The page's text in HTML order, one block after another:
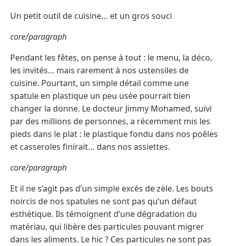
Un petit outil de cuisine… et un gros souci
core/paragraph
Pendant les fêtes, on pense à tout : le menu, la déco,
les invités… mais rarement à nos ustensiles de
cuisine. Pourtant, un simple détail comme une
spatule en plastique un peu usée pourrait bien
changer la donne. Le docteur Jimmy Mohamed, suivi
par des millions de personnes, a récemment mis les
pieds dans le plat : le plastique fondu dans nos poêles
et casseroles finirait… dans nos assiettes.
core/paragraph
Et il ne s’agit pas d’un simple excès de zèle. Les bouts
noircis de nos spatules ne sont pas qu’un défaut
esthétique. Ils témoignent d’une dégradation du
matériau, qui libère des particules pouvant migrer
dans les aliments. Le hic ? Ces particules ne sont pas